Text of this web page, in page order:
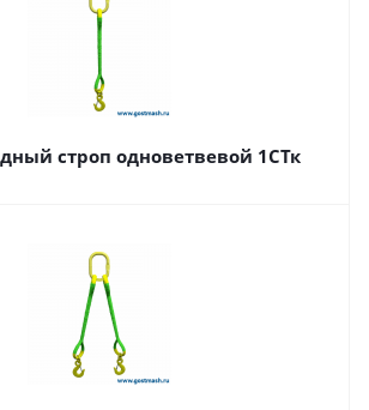
строп одноветвевой 1СТк